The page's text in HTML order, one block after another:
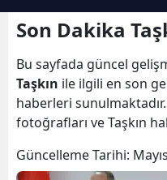
Son Dakika
Bu sayfada güncel
Taşkın ile ilgili en son
haberleri sunulmaktadır.
fotoğrafları ve Taşkın
Güncelleme Tarihi: